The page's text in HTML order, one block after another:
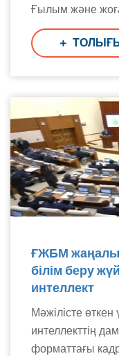
Ғылым және
ҒЖБМ
білім беру
интеллект
Мәжілісте
интеллекттің
форматтағы